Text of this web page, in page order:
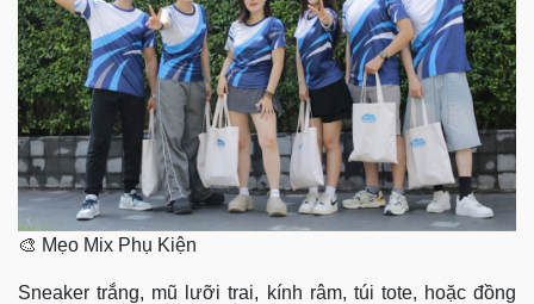
🎨 Mẹo Mix Phụ Kiện
Sneaker trắng, mũ lưỡi trai, kính râm, túi tote, hoặc đồng